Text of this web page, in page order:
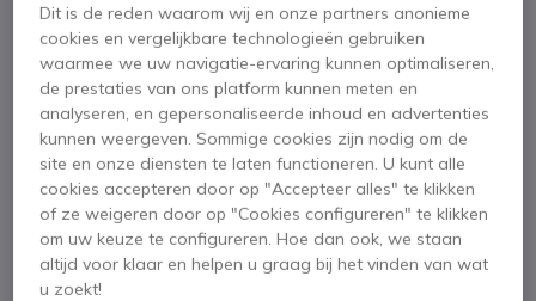
Orosound - over het
oor oorkussens
SKU OROCOUS // Referentie fabrikant: TP-CUS-C
Een paar verwijderbare oorkussen voor
Ga naar het begin van de afbeeldingen-gallerij
Dit is de reden waarom wij en onze partners anonieme
cookies en vergelijkbare technologieën gebruiken
waarmee we uw navigatie-ervaring kunnen optimaliseren,
de prestaties van ons platform kunnen meten en
analyseren, en gepersonaliseerde inhoud en advertenties
kunnen weergeven. Sommige cookies zijn nodig om de
site en onze diensten te laten functioneren. U kunt alle
cookies accepteren door op "Accepteer alles" te klikken
of ze weigeren door op "Cookies configureren" te klikken
om uw keuze te configureren. Hoe dan ook, we staan
altijd voor klaar en helpen u graag bij het vinden van wat
u zoekt!